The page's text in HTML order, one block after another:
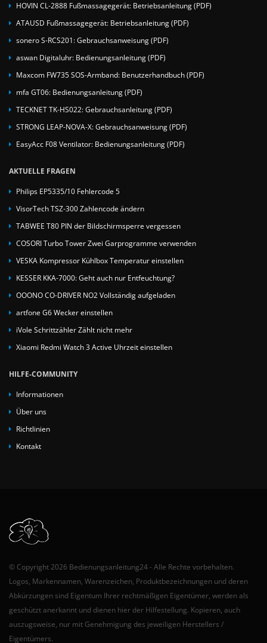
HOVIN CL-2888 Fußmassagegerät: Betriebsanleitung (PDF)
ATAUSD Fußmassagegerät: Betriebsanleitung (PDF)
sonero S-RCS201: Gebrauchsanweisung (PDF)
aswan Digitaluhr: Bedienungsanleitung (PDF)
Maxcom FW735 SOS-Armband: Benutzerhandbuch (PDF)
mfa GT06: Bedienungsanleitung (PDF)
TECKNET TK-HS022: Gebrauchsanleitung (PDF)
STRONG LEAP-NOVA-X: Gebrauchsanweisung (PDF)
EasyAcc F08 Ventilator: Bedienungsanleitung (PDF)
AKTUELLE FRAGEN
Philips EP5335/10 Fehlercode 5
VisorTech TSZ-300 Zahlencode ändern
TABWEE T80 PIN der Bildschirmsperre vergessen
COSORI Turbo Tower Zwei Garprogramme verwenden
VESKA Kompressor Kühlbox Temperatur einstellen
KESSER KKA-7000: Geht auch nur Entfeuchtung?
OOONO CO-DRIVER NO2 Vollständig aufgeladen
artfone G6 Wecker einstellen
iVole Schrittzähler Zählt nicht mehr
Xiaomi Redmi Watch 3 Active Uhrzeit einstellen
HILFE-COMMUNITY
Informationen
Über uns
Richtlinien
Kontakt
© Copyright 2026 Bedienungsanleitung24 - Alle Rechte vorbehalten.
Logos, Markennamen, Warenzeichen, Produktbezeichnungen und deren
Abkürzungen sind Eigentum Ihrer rechtmäßigen Eigentümer, werden als
geschützt anerkannt und dienen hier der Hilfestellung. Kopieren, auch
auszugsweise, nur mit Genehmigung des jeweiligen Herstellers /
Eigentümers.